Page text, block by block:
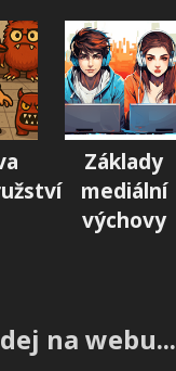
Základy
mediální
výchovy
na webu...